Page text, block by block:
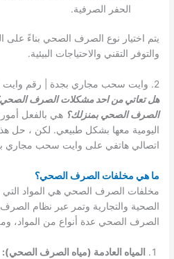
الحفر الصرفية.
يتم اختيار نوع الصرف الصحي بناءً على
والتوفر التقني والاحتياجات البيئية.
2. وايت سحب مجاري بجدة | رقم وايت سحب مجاري بجدة
هل تعاتي من احد مشكلات الصرف
الصرف الصحي بمنزلك؟ هي بالفعل أمور
اليومية معها بشكل طبيعي. لكن ، حل
اتصالي هاتفي على وايت سحب مجاري
ما هي مخلفات الصرف الصحي؟
مخلفات الصرف الصحي هي المواد التي
الصحية والتجارية وتمر عبر نظام
الصرف الصحي عدة أنواع من المواد،
المياه العادمة (مياه الصرف الصحي):